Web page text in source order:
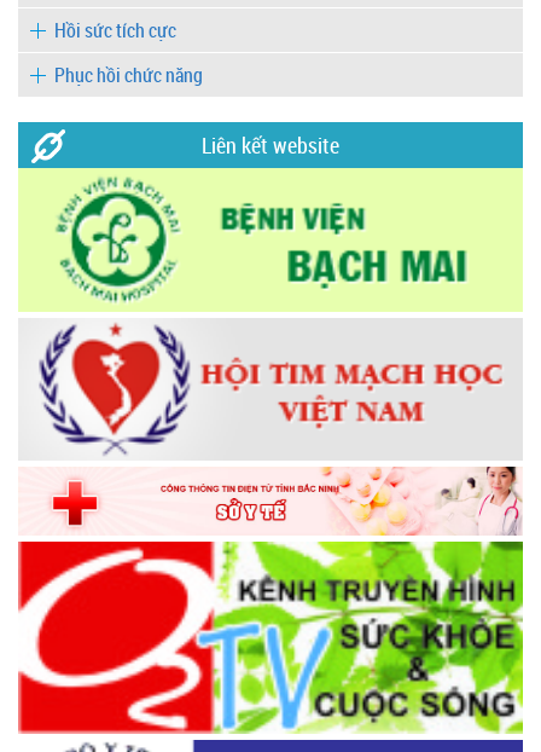
Hồi sức tích cực
Phục hồi chức năng
Liên kết website